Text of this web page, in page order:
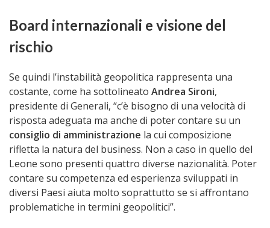
Board internazionali e visione del
rischio
Se quindi l’instabilità geopolitica rappresenta una
costante, come ha sottolineato Andrea Sironi,
presidente di Generali, “c’è bisogno di una velocità di
risposta adeguata ma anche di poter contare su un
consiglio di amministrazione la cui composizione
rifletta la natura del business. Non a caso in quello del
Leone sono presenti quattro diverse nazionalità. Poter
contare su competenza ed esperienza sviluppati in
diversi Paesi aiuta molto soprattutto se si affrontano
problematiche in termini geopolitici”.